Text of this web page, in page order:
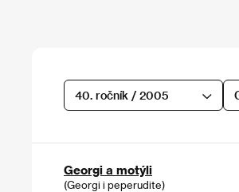
40. ročník / 2005
Georgi a motýli
(Georgi i peperudite)